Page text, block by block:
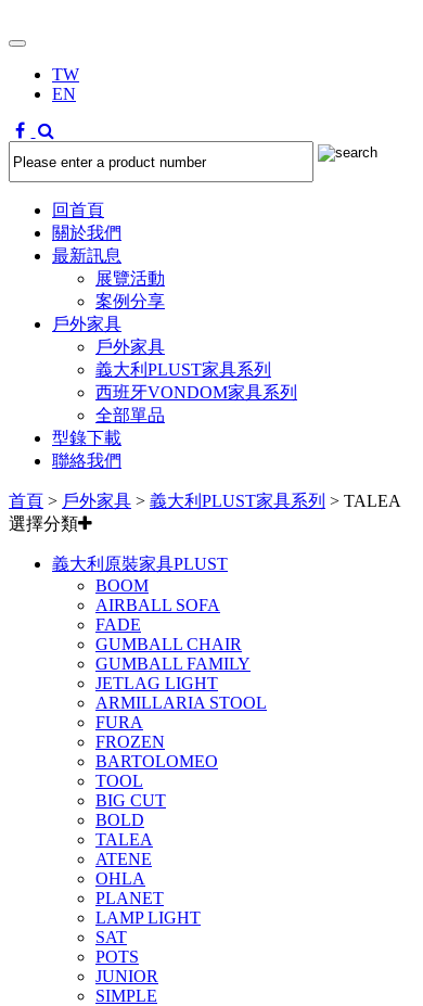
TW
EN
回首頁
關於我們
最新訊息
展覽活動
案例分享
戶外家具
戶外家具
義大利PLUST家具系列
西班牙VONDOM家具系列
全部單品
型錄下載
聯絡我們
首頁 > 戶外家具 > 義大利PLUST家具系列 > TALEA
選擇分類
義大利原裝家具PLUST
BOOM
AIRBALL SOFA
FADE
GUMBALL CHAIR
GUMBALL FAMILY
JETLAG LIGHT
ARMILLARIA STOOL
FURA
FROZEN
BARTOLOMEO
TOOL
BIG CUT
BOLD
TALEA
ATENE
OHLA
PLANET
LAMP LIGHT
SAT
POTS
JUNIOR
SIMPLE